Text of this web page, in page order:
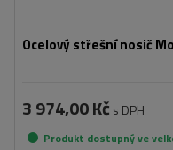
Ocelový střešní nosič
3 974,00 Kč s DPH
Produkt dostupný ve